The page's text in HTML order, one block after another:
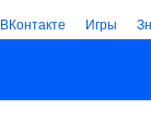
ВКонтакте Игры